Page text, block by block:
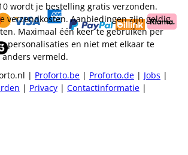
wordt je bestelling gratis verzonden.
verzendkosten. Aanbiedingen zijn geldig
Maximaal één keer te gebruiken per
personalisaties en niet met elkaar te
vermeld.
| Proforto.be | Proforto.de | Jobs |
| Privacy | Contactinformatie |